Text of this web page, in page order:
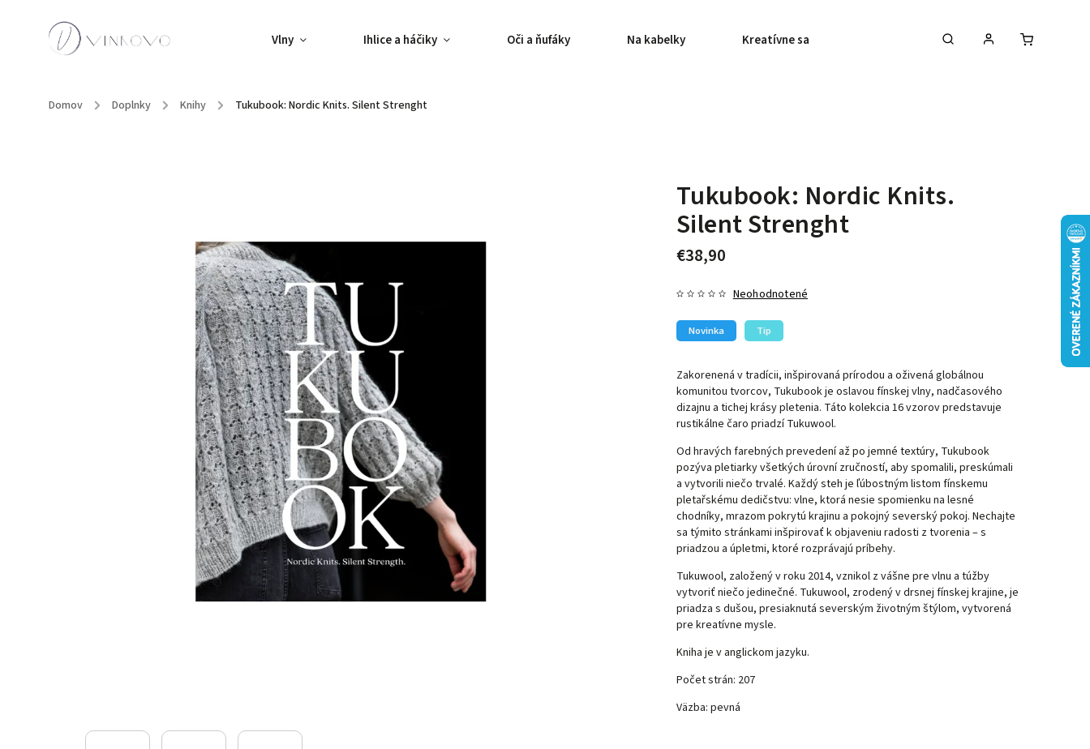
Vlny Ihlice a háčiky Oči a ňufáky Na kabelky Kreatívne sady Vyšívanie
Domov / Doplnky / Knihy / Tukubook: Nordic Knits. Silent Strenght
Tukubook: Nordic Knits.
Silent Strenght
€38,90
Novinka Tip
Neohodnotené
Zakorenená v tradícii, inšpirovaná prírodou a oživená globálnou
komunitou tvorcov, Tukubook je oslavou fínskej vlny, nadčasového
dizajnu a tichej krásy pletenia. Táto kolekcia 16 vzorov predstavuje
rustikálne čaro priadzí Tukuwool.
Od hravých farebných prevedení až po jemné textúry, Tukubook
pozýva pletiarky všetkých úrovní zručností, aby spomalili, preskúmali
a vytvorili niečo trvalé. Každý steh je ľúbostným listom fínskemu
pletařskému dedičstvu: vlne, ktorá nesie spomienku na lesné
chodníky, mrazom pokrytú krajinu a pokojný severský pokoj. Nechajte
sa týmito stránkami inšpirovať k objaveniu radosti z tvorenia – s
priadzou a úpletmi, ktoré rozprávajú príbehy.
Tukuwool, založený v roku 2014, vznikol z vášne pre vlnu a túžby
vytvoriť niečo jedinečné. Tukuwool, zrodený v drsnej fínskej krajine, je
priadza s dušou, presiaknutá severským životným štýlom, vytvorená
pre kreatívne mysle.
Kniha je v anglickom jazyku.
Počet strán: 207
Väzba: pevná